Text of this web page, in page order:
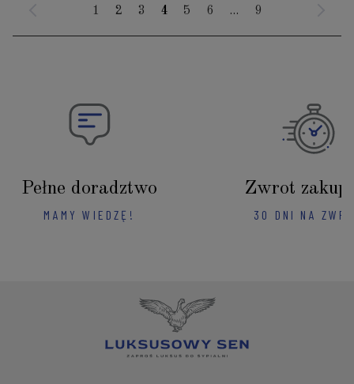
1 2 3 4 5 6 ... 9
Pełne doradztwo
MAMY WIEDZĘ!
Zwrot
30 DNI NA